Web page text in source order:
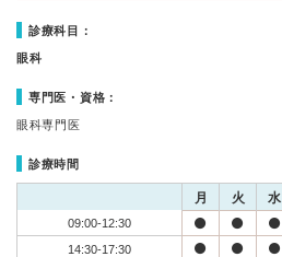
診療科目：
眼科
専門医・資格：
眼科専門医
診療時間
月 火 水
09:00-12:30
14:30-17:30